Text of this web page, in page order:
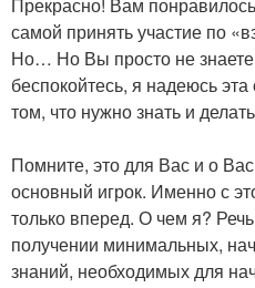
самой принять участие по
Но… Но Вы просто не
беспокойтесь, я надеюсь
том, что нужно знать и
Помните, это для Вас и о
основный игрок. Именно с
только вперед. О чем я?
получении минимальных,
знаний, необходимых для